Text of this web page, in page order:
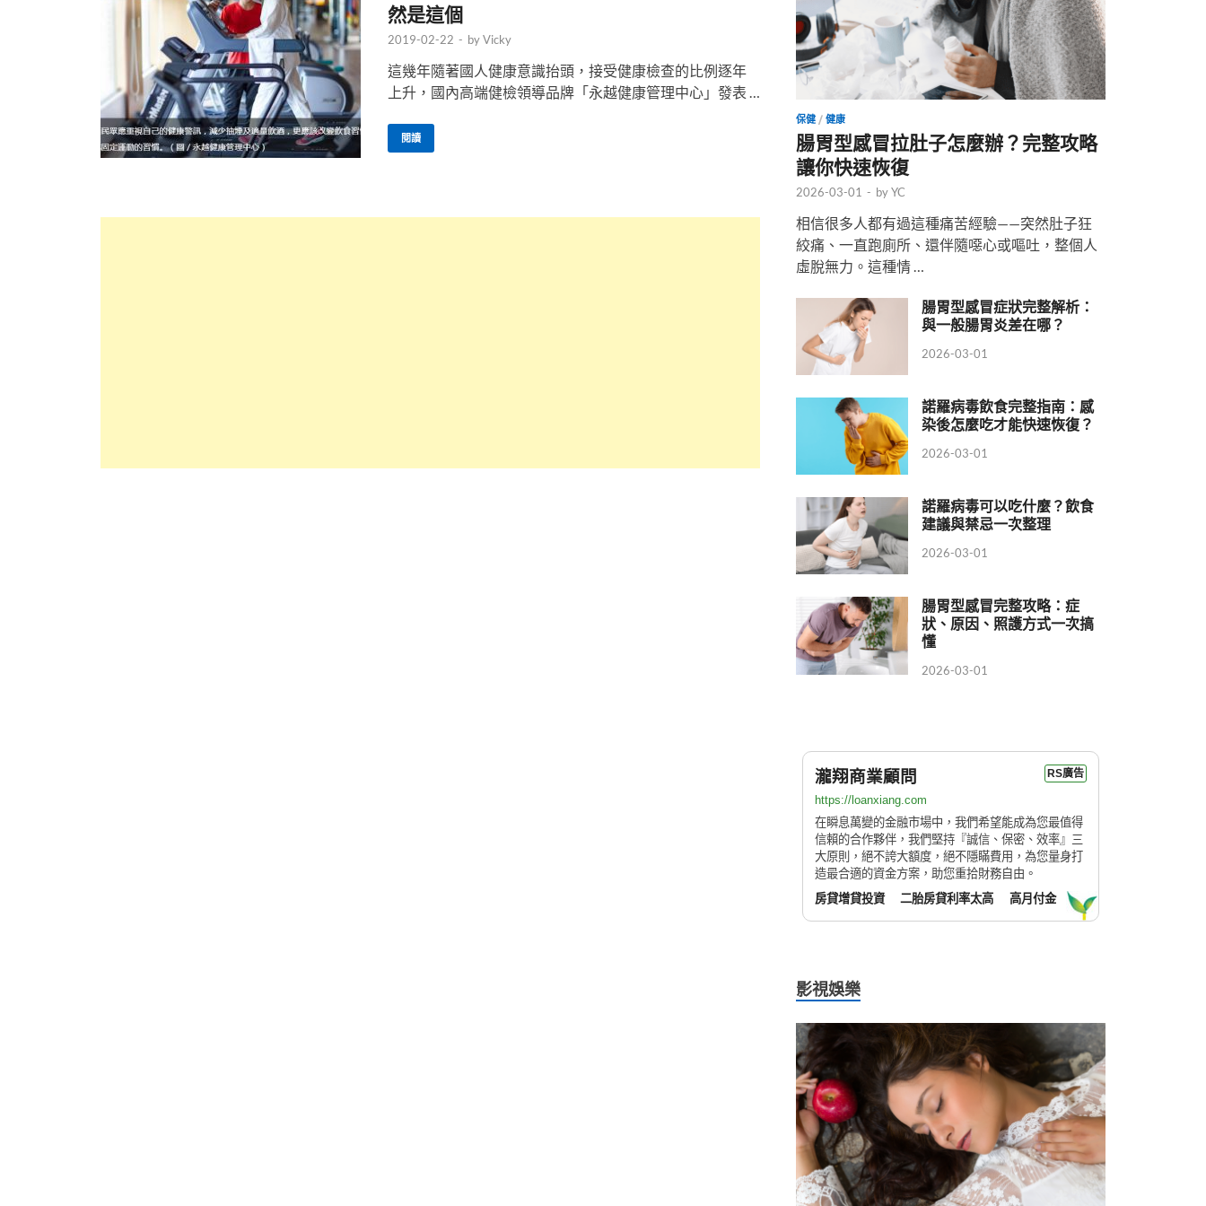
然是這個
2019-02-22 - byVicky
這幾年隨著國人健康意識抬頭，接受健康檢查的比例逐年
上升，國內高端健檢領導品牌「永越健康管理中心」發表 …
閱讀
保健 /健康
腸胃型感冒拉肚子怎麼辦？完整攻略
讓你快速恢復
2026-03-01 - byYC
相信很多人都有過這種痛苦經驗——突然肚子狂
絞痛、一直跑廁所、還伴隨噁心或嘔吐，整個人
虛脫無力。這種情 …
腸胃型感冒症狀完整解析：
與一般腸胃炎差在哪？
2026-03-01
諾羅病毒飲食完整指南：感
染後怎麼吃才能快速恢復？
2026-03-01
諾羅病毒可以吃什麼？飲食
建議與禁忌一次整理
2026-03-01
腸胃型感冒完整攻略：症
狀、原因、照護方式一次搞
懂
2026-03-01
瀧翔商業顧問 RS廣告
https://loanxiang.com
在瞬息萬變的金融市場中，我們希望能成為您最值得
信賴的合作夥伴，我們堅持『誠信、保密、效率』三
大原則，絕不誇大額度，絕不隱瞞費用，為您量身打
造最合適的資金方案，助您重拾財務自由。
房貸增貸投資
二胎房貸利率太高 高月付金
影視娛樂